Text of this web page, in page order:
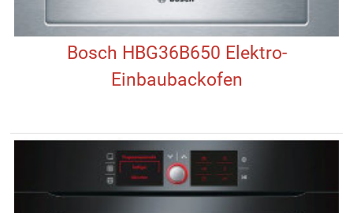
Bosch HBG36B650 Elektro-
Einbaubackofen